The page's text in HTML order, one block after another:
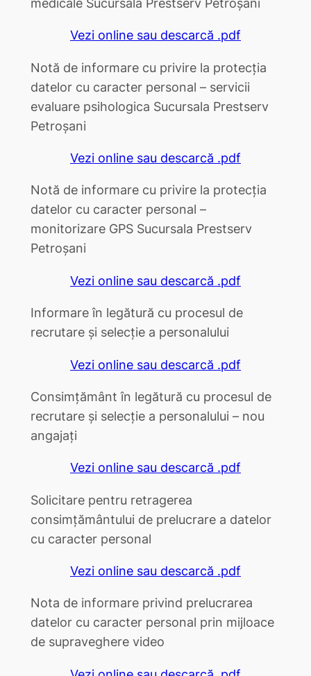
Vezi online sau descarcă .pdf
Notă de informare cu privire la protecția
datelor cu caracter personal – servicii
evaluare psihologica Sucursala Prestserv
Petroșani
Vezi online sau descarcă .pdf
Notă de informare cu privire la protecția
datelor cu caracter personal –
monitorizare GPS Sucursala Prestserv
Petroșani
Vezi online sau descarcă .pdf
Informare în legătură cu procesul de
recrutare și selecție a personalului
Vezi online sau descarcă .pdf
Consimțământ în legătură cu procesul de
recrutare și selecție a personalului – nou
angajați
Vezi online sau descarcă .pdf
Solicitare pentru retragerea
consimțământului de prelucrare a datelor
cu caracter personal
Vezi online sau descarcă .pdf
Nota de informare privind prelucrarea
datelor cu caracter personal prin mijloace
de supraveghere video